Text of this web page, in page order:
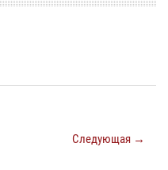
Следующая →